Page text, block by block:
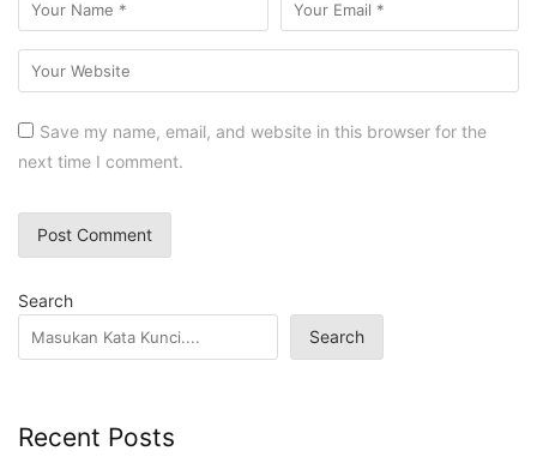
Save my name, email, and website in this browser for the
next time I comment.
Search
Search
Recent Posts